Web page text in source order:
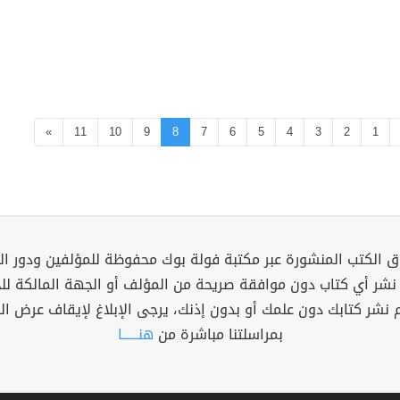
1
2
3
4
5
6
7
8
9
10
11
»
الكتب المنشورة عبر مكتبة فولة بوك محفوظة للمؤلفين ودور
نشر أي كتاب دون موافقة صريحة من المؤلف أو الجهة المالكة
نشر كتابك دون علمك أو بدون إذنك، يرجى الإبلاغ لإيقاف عرض
بمراسلتنا مباشرة من هنــــــا